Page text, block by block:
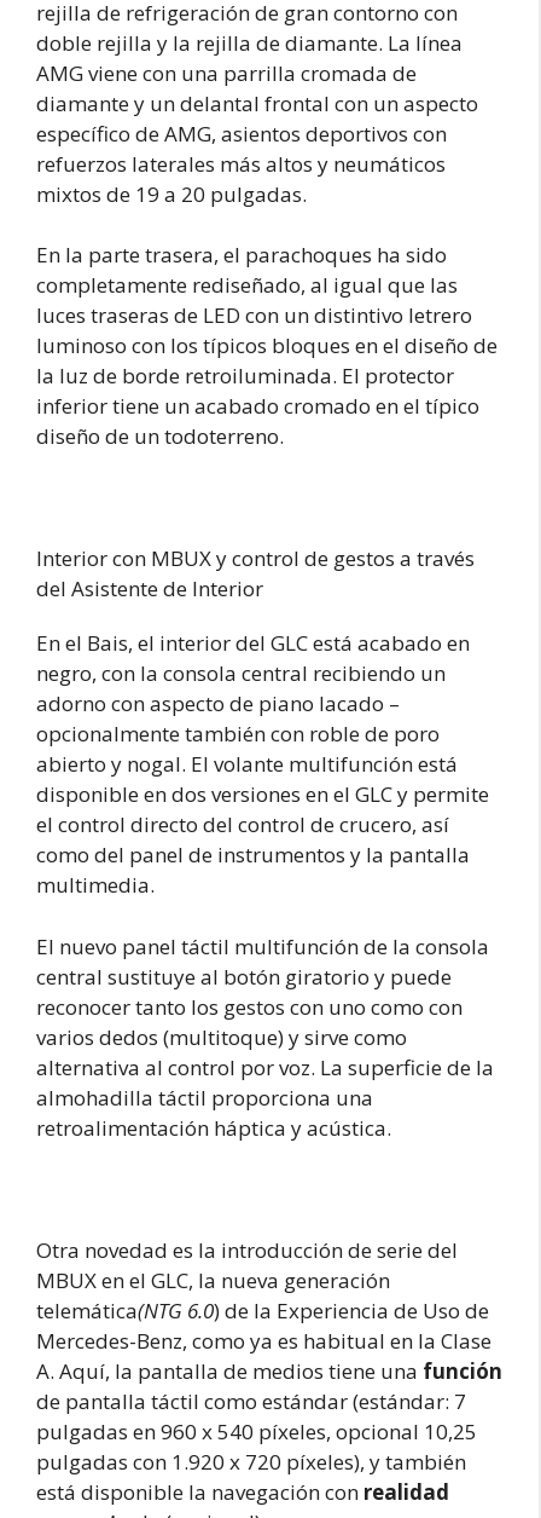
rejilla de refrigeración de gran contorno con
doble rejilla y la rejilla de diamante. La línea
AMG viene con una parrilla cromada de
diamante y un delantal frontal con un aspecto
específico de AMG, asientos deportivos con
refuerzos laterales más altos y neumáticos
mixtos de 19 a 20 pulgadas.
En la parte trasera, el parachoques ha sido
completamente rediseñado, al igual que las
luces traseras de LED con un distintivo letrero
luminoso con los típicos bloques en el diseño de
la luz de borde retroiluminada. El protector
inferior tiene un acabado cromado en el típico
diseño de un todoterreno.
Interior con MBUX y control de gestos a través
del Asistente de Interior
En el Bais, el interior del GLC está acabado en
negro, con la consola central recibiendo un
adorno con aspecto de piano lacado –
opcionalmente también con roble de poro
abierto y nogal. El volante multifunción está
disponible en dos versiones en el GLC y permite
el control directo del control de crucero, así
como del panel de instrumentos y la pantalla
multimedia.
El nuevo panel táctil multifunción de la consola
central sustituye al botón giratorio y puede
reconocer tanto los gestos con uno como con
varios dedos (multitoque) y sirve como
alternativa al control por voz. La superficie de la
almohadilla táctil proporciona una
retroalimentación háptica y acústica.
Otra novedad es la introducción de serie del
MBUX en el GLC, la nueva generación
telemática(NTG 6.0) de la Experiencia de Uso de
Mercedes-Benz, como ya es habitual en la Clase
A. Aquí, la pantalla de medios tiene una función
de pantalla táctil como estándar (estándar: 7
pulgadas en 960 x 540 píxeles, opcional 10,25
pulgadas con 1.920 x 720 píxeles), y también
está disponible la navegación con realidad